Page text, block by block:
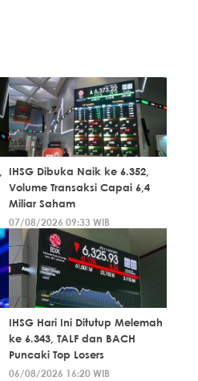
IHSG Dibuka Naik ke 6.352,
Volume Transaksi Capai 6,4
Miliar Saham
07/08/2026 09:33 WIB
IHSG Hari Ini Ditutup Melemah
ke 6.343, TALF dan BACH
Puncaki Top Losers
06/08/2026 16:20 WIB